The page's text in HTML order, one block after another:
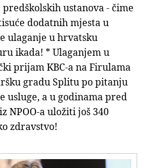
ustanova - čime
dodatnih mjesta u
ulaganje u hrvatsku
ikada! * Ulaganjem u
prijam KBC-a na Firulama
gradu Splitu po pitanju
usluge, a u godinama pred
NPOO-a uložiti još 340
zdravstvo!